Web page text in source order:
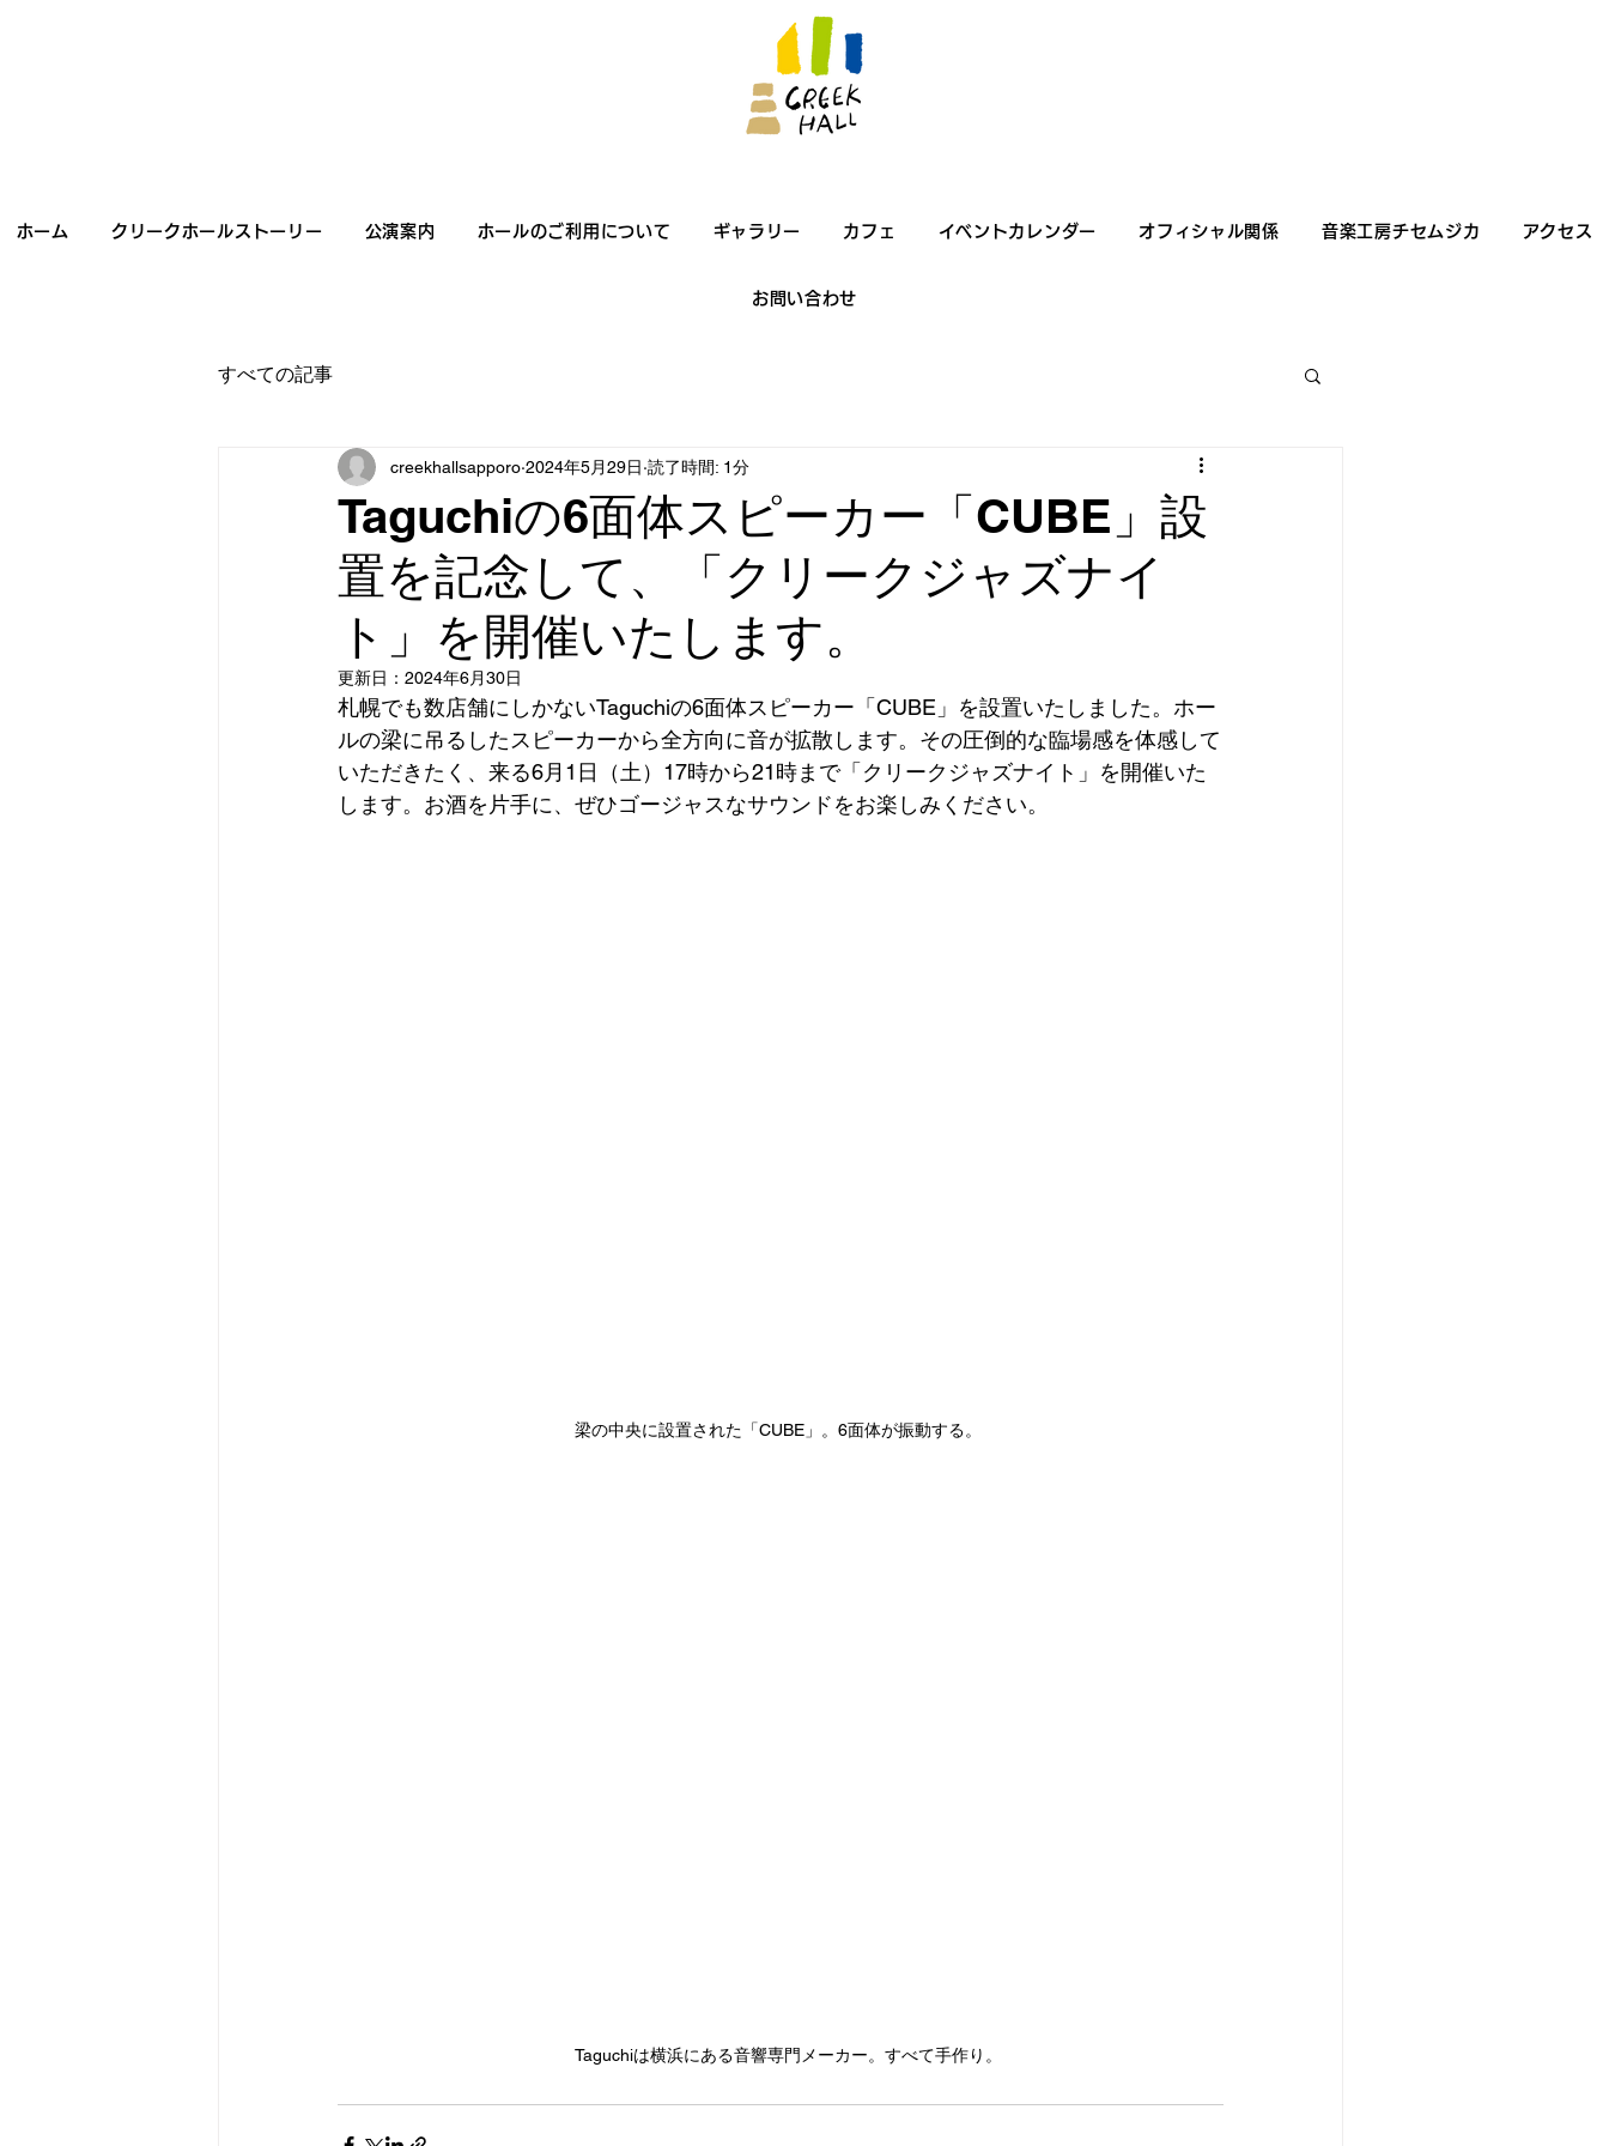
ホーム クリークホールストーリー 公演案内 ホールのご利用について ギャラリー カフェ イベントカレンダー オフィシャル関係 音楽工房チセムジカ アクセス
お問い合わせ
すべての記事
Taguchiの6面体スピーカー「CUBE」設
置を記念して、「クリークジャズナイ
ト」を開催いたします。
creekhallsapporo 2024年5月29日 読了時間: 1分
更新日： 2024年6月30日
札幌でも数店舗にしかないTaguchiの6面体スピーカー「CUBE」を設置いたしました。ホー
ルの梁に吊るしたスピーカーから全方向に音が拡散します。その圧倒的な臨場感を体感して
いただきたく、来る6月1日（土）17時から21時まで「クリークジャズナイト」を開催いた
します。お酒を片手に、ぜひゴージャスなサウンドをお楽しみください。
梁の中央に設置された「CUBE」。6面体が振動する。
Taguchiは横浜にある音響専門メーカー。すべて手作り。